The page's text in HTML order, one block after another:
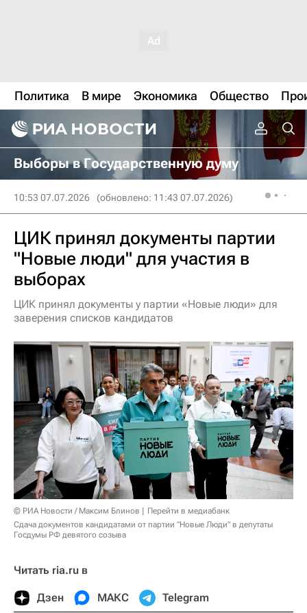
Политика В мире Экономика Общество
Выборы в Государственную думу
10:53 07.07.2026 (обновлено: 11:43 07.07.2026)
ЦИК принял документы партии
"Новые люди" для участия в
выборах
ЦИК принял документы у партии «Новые люди» для
заверения списков кандидатов
© РИА Новости / Максим Блинов
Перейти в медиабанк
Сдача документов кандидатами от партии "Новые Люди" в депутаты
Госдумы РФ девятого созыва
Читать ria.ru в
Дзен МАКС Telegram